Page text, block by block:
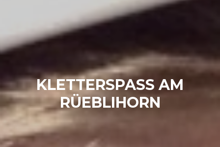
KLETTERSPASS AM
RÜEBLIHORN